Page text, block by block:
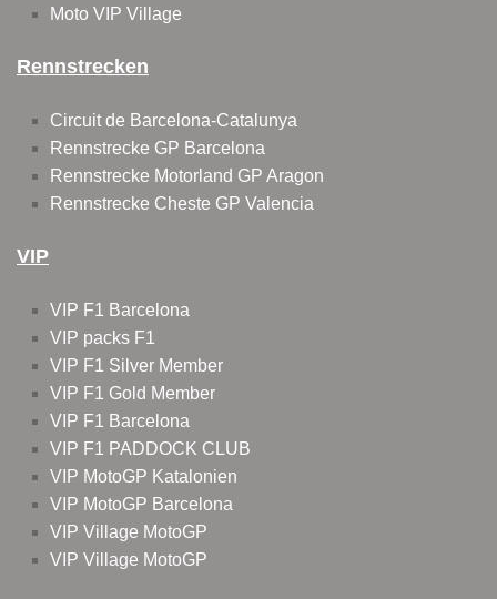
Moto VIP Village
Rennstrecken
Circuit de Barcelona-Catalunya
Rennstrecke GP Barcelona
Rennstrecke Motorland GP Aragon
Rennstrecke Cheste GP Valencia
VIP
VIP F1 Barcelona
VIP packs F1
VIP F1 Silver Member
VIP F1 Gold Member
VIP F1 Barcelona
VIP F1 PADDOCK CLUB
VIP MotoGP Katalonien
VIP MotoGP Barcelona
VIP Village MotoGP
VIP Village MotoGP